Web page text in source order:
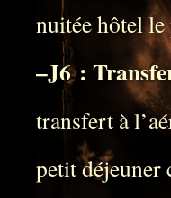
nuitée hôtel
–J6 :
transfert à
petit